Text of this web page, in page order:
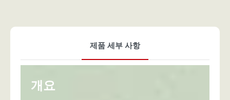
제품 세부 사항
개요